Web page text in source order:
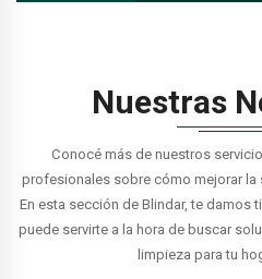
Nuestras
Conocé más de nuestros
profesionales sobre cómo mejorar la
En esta sección de Blindar, te damos
puede servirte a la hora de buscar
limpieza para tu